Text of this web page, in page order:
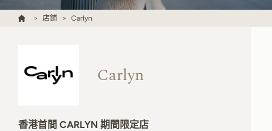
店鋪 Carlyn
Carlyn
香港首間 CARLYN 期間限定店